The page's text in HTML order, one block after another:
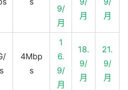
9/
月
月
月
4Mbp
s
1
6.
9/
月
18.
9/
月
21.
9/
月